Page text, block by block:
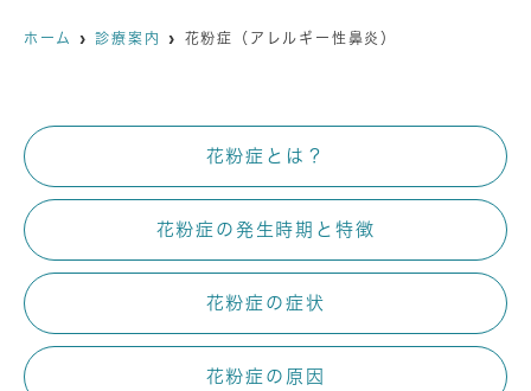
ホーム 診療案内 花粉症（アレルギー性⿐炎）
花粉症とは？
花粉症の発⽣時期と特徴
花粉症の症状
花粉症の原因